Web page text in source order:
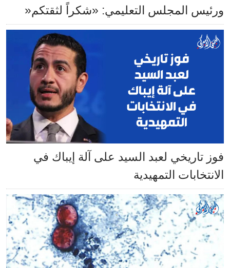
ورئيس المجلس التعليمي: «شكراً لثقتكم«
فوز تاريخي لعبد السيد على آلة إيباك في
الانتخابات التمهيدية